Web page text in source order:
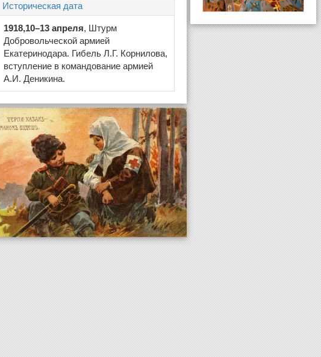
Историческая дата
1918,10–13 апреля, Штурм
Добровольческой армией
Екатеринодара. Гибель Л.Г. Корнилова,
вступление в командование армией
А.И. Деникина.